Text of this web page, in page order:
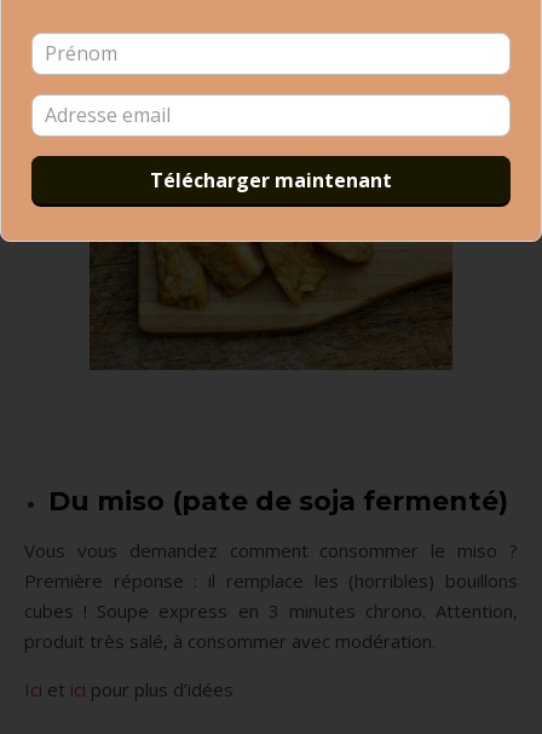
Du miso (pate de soja fermenté)
Vous vous demandez comment consommer le miso ?
Première réponse : il remplace les (horribles) bouillons
cubes ! Soupe express en 3 minutes chrono. Attention,
produit très salé, à consommer avec modération.
Ici et ici pour plus d’idées